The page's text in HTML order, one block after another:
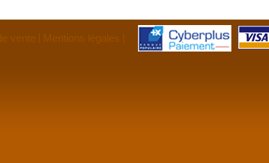
vente Mentions légales